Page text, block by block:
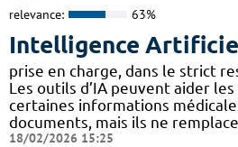
relevance: 63%
Intelligence
prise en charge, dans le strict
Les outils d’IA peuvent aider les
certaines informations
documents, mais ils ne
18/02/2026 15:25